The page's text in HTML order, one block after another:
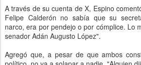
A través de su cuenta de X, Espino
Felipe Calderón no sabía que su
narco, era por pendejo o por cómplice. Lo
senador Adán Augusto López".
Agregó que, a pesar de que ambos